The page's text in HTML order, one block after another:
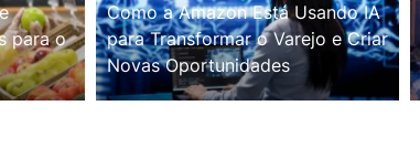
para o
Como a Amazon Está Usando IA
para Transformar o Varejo e Criar
Novas Oportunidades